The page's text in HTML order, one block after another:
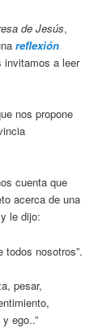
de Jesús,
reflexión
invitamos a leer
nos propone
cuenta que
acerca de una
le dijo:
todos nosotros”.
pesar,
ego..”